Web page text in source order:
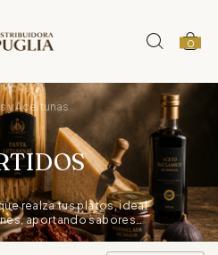
0
y Aceitunas
realza tus platos, ideal
aportando sabores